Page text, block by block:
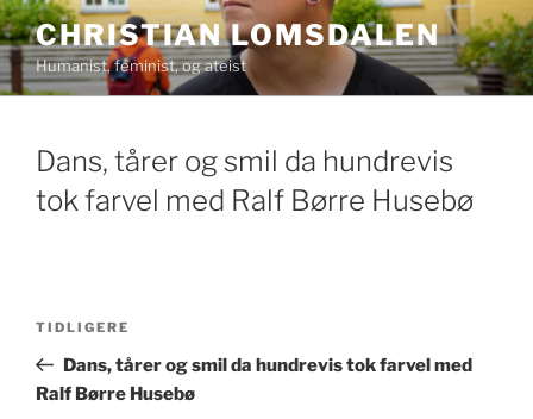
Gå
til
innhold
CHRISTIAN LOMSDALEN
Humanist, feminist, og ateist
Dans, tårer og smil da hundrevis
tok farvel med Ralf Børre Husebø
Forrige
innlegg
TIDLIGERE
Dans, tårer og smil da hundrevis tok farvel med
Ralf Børre Husebø